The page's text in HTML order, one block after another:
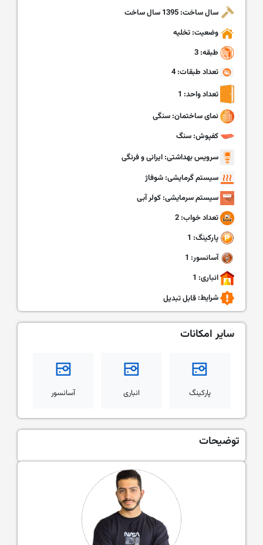
سال ساخت: 1395 سال ساخت
وضعیت: تخلیه
طبقه: 3
تعداد طبقات: 4
تعداد واحد: 1
نمای ساختمان: سنگی
کفپوش: سنگ
سرویس بهداشتی: ایرانی و فرنگی
سیستم گرمایشی: شوفاژ
سیستم سرمایشی: کولر آبی
تعداد خواب: 2
پارکینگ: 1
آسانسور: 1
انباری: 1
شرایط:قابل تبدیل
سایر امکانات
پارکینگ انباری آسانسور
توضیحات